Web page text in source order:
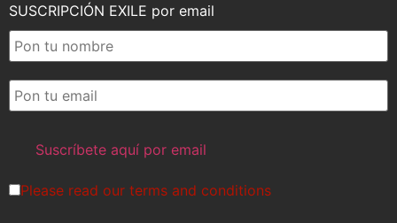
SUSCRIPCIÓN EXILE por email
Please read our terms and conditions